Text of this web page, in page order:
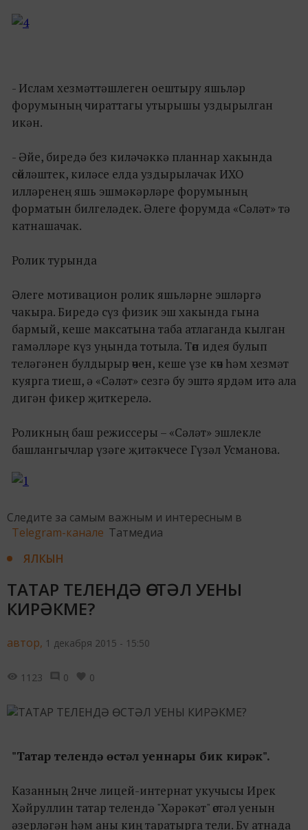
- Ислам хезмәттәшлеген оештыру яшьләр
форумының чираттагы утырышы уздырылган
икән.
- Әйе, биредә без киләчәккә планнар хакында
сөйләштек, киләсе елда уздырылачак ИХО
илләренең яшь эшмәкәрләре форумының
форматын билгеләдек. Әлеге форумда «Сәләт» тә
катнашачак.
Ролик турында
Әлеге мотивацион ролик яшьләрне эшләргә
чакыра. Биредә сүз физик эш хакында гына
бармый, кеше максатына таба атлаганда кылган
гамәлләре күз уңында тотыла. Төп идея булып
теләгәнен булдырыр өчен, кеше үзе көч һәм хезмәт
куярга тиеш, ә «Сәләт» сезгә бу эштә ярдәм итә ала
дигән фикер җиткерелә.
Роликның баш режиссеры – «Сәләт» эшлекле
башлангычлар үзәге җитәкчесе Гүзәл Усманова.
Следите за самым важным и интересным в
Telegram-канале Татмедиа
ЯЛКЫН
ТАТАР ТЕЛЕНДӘ ӨСТӘЛ УЕНЫ
КИРӘКМЕ?
автор, 1 декабря 2015 - 15:50
1123 0 0
"Татар телендә өстәл уеннары бик кирәк".
Казанның 2нче лицей-интернат укучысы Ирек
Хәйруллин татар телендә "Хәрәкәт" өстәл уенын
әзерләгән һәм аны киң таратырга тели. Бу атнада